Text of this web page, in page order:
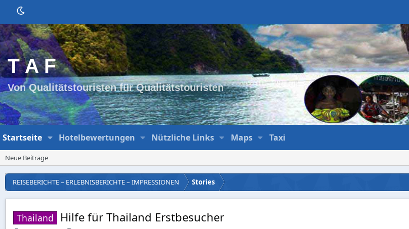
T A F
Von Qualitätstouristen für Qualitätstouristen
Startseite Hotelbewertungen Nützliche Links Maps Taxi
Neue Beiträge
REISEBERICHTE – ERLEBNISBERICHTE – IMPRESSIONEN Stories
Thailand Hilfe für Thailand Erstbesucher